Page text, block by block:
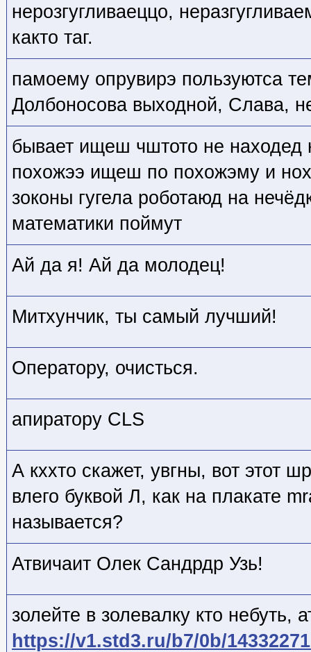
нерозгугливаеццо,
както таг.
памоему опрувирэ пользуютса
Долбоносова выходной, Слава,
бывает ищеш чштото не находед
похожээ ищеш по похожэму и
зоконы гугела роботаюд на
математики поймут
Ай да я! Ай да молодец!
Митхунчик, ты самый лучший!
Оператору, очисться.
апиратору CLS
А кххто скажет, увгны, вот этот
влего буквой Л, как на плакате
называется?
Атвичаит Олек Сандрдр Узь!
золейте в золевалку кто небуть,
https://v1.std3.ru/b7/0b/